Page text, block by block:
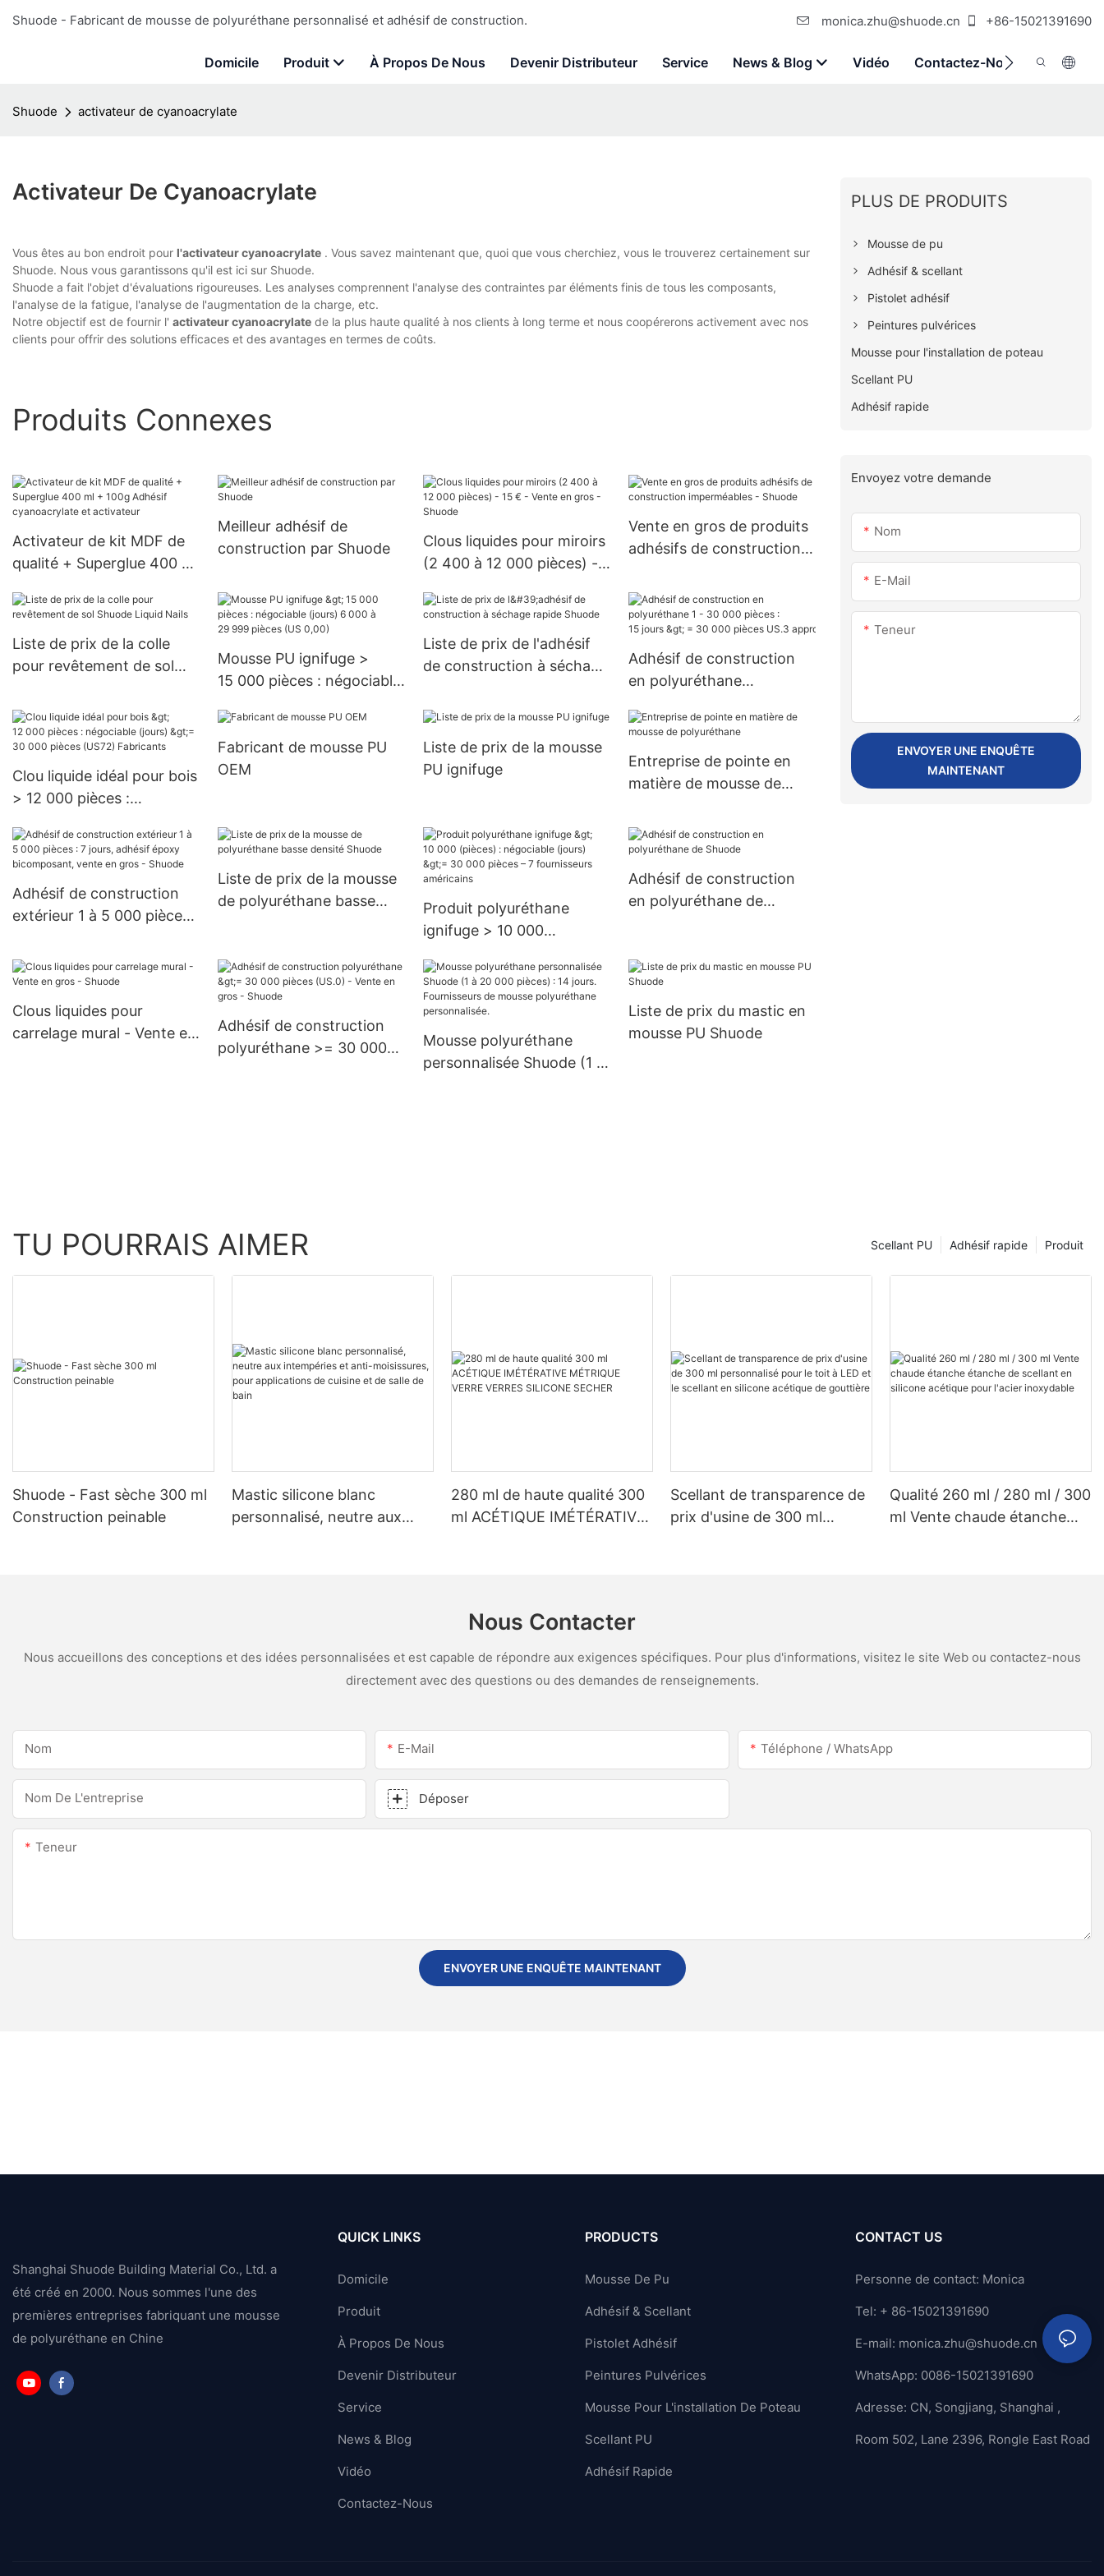
Shuode - Fabricant de mousse de polyuréthane personnalisé et adhésif de construction. monica.zhu@shuode.cn +86-15021391690
Domicile Produit À Propos De Nous Devenir Distributeur Service News & Blog Vidéo Contactez-Nous
Shuode activateur de cyanoacrylate
Activateur De Cyanoacrylate
Vous êtes au bon endroit pour l'activateur cyanoacrylate . Vous savez maintenant que, quoi que vous cherchiez, vous le trouverez certainement sur
Shuode. Nous vous garantissons qu'il est ici sur Shuode.
Shuode a fait l'objet d'évaluations rigoureuses. Les analyses comprennent l'analyse des contraintes par éléments finis de tous les composants,
l'analyse de la fatigue, l'analyse de l'augmentation de la charge, etc.
Notre objectif est de fournir l' activateur cyanoacrylate de la plus haute qualité à nos clients à long terme et nous coopérerons activement avec nos
clients pour offrir des solutions efficaces et des avantages en termes de coûts.
Produits Connexes
Activateur de kit MDF de
qualité + Superglue 400 ml
cyanoacrylate et
Meilleur adhésif de
construction par Shuode
Clous liquides pour miroirs
(2 400 à 12 000 pièces) -
Shuode
Vente en gros de produits
adhésifs de construction
Liste de prix de la colle
pour revêtement de sol
Mousse PU ignifuge >
15 000 pièces : négociable
pièces (US 0,00)
Liste de prix de l'adhésif
de construction à séchage
Adhésif de construction
en polyuréthane
15 jours > = 30 000 pièces
Clou liquide idéal pour bois
> 12 000 pièces :
30 000 pièces (US72)
Fabricants
Fabricant de mousse PU
OEM
Liste de prix de la mousse
PU ignifuge
Entreprise de pointe en
matière de mousse de
Adhésif de construction
extérieur 1 à 5 000 pièces :
bicomposant, vente en
gros - Shuode
Liste de prix de la mousse
de polyuréthane basse
Produit polyuréthane
ignifuge > 10 000
(jours) >= 30 000 pièces –
7 fournisseurs américains
Adhésif de construction
en polyuréthane de
Clous liquides pour
carrelage mural - Vente en
Adhésif de construction
polyuréthane >= 30 000
Mousse polyuréthane
personnalisée Shuode (1 à
Liste de prix du mastic en
mousse PU Shuode
PLUS DE PRODUITS
Mousse de pu
Adhésif & scellant
Pistolet adhésif
Peintures pulvérices
Mousse pour l'installation de poteau
Scellant PU
Adhésif rapide
Envoyez votre demande
Nom
E-Mail
Teneur
ENVOYER UNE ENQUÊTE
MAINTENANT
TU POURRAIS AIMER Produit
Adhésif rapide
Scellant PU
Shuode - Fast sèche 300 ml
Construction peinable
Mastic silicone blanc
personnalisé, neutre aux
280 ml de haute qualité 300
ml ACÉTIQUE IMÉTÉRATIVE
Scellant de transparence de
prix d'usine de 300 ml
Qualité 260 ml / 280 ml / 300
ml Vente chaude étanche
Nous Contacter
Nous accueillons des conceptions et des idées personnalisées et est capable de répondre aux exigences spécifiques. Pour plus d'informations, visitez le site Web ou contactez-nous
directement avec des questions ou des demandes de renseignements.
Nom E-Mail Téléphone / WhatsApp
Nom De L'entreprise Déposer
Teneur
ENVOYER UNE ENQUÊTE MAINTENANT
Shanghai Shuode Building Material Co., Ltd. a
été créé en 2000. Nous sommes l'une des
premières entreprises fabriquant une mousse
de polyuréthane en Chine
QUICK LINKS
Domicile
Produit
À Propos De Nous
Devenir Distributeur
Service
News & Blog
Vidéo
Contactez-Nous
PRODUCTS
Mousse De Pu
Adhésif & Scellant
Pistolet Adhésif
Peintures Pulvérices
Mousse Pour L'installation De Poteau
Scellant PU
Adhésif Rapide
CONTACT US
Personne de contact: Monica
Tel: + 86-15021391690
E-mail: monica.zhu@shuode.cn
WhatsApp: 0086-15021391690
Adresse: CN, Songjiang, Shanghai ,
Room 502, Lane 2396, Rongle East Road